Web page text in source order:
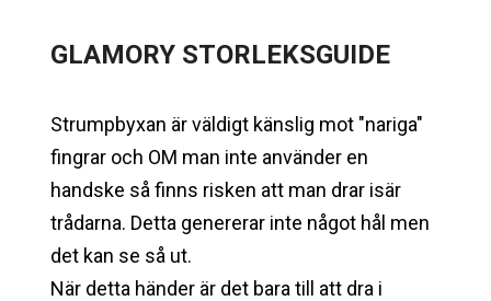
GLAMORY STORLEKSGUIDE
Strumpbyxan är väldigt känslig mot "nariga"
fingrar och OM man inte använder en
handske så finns risken att man drar isär
trådarna. Detta genererar inte något hål men
det kan se så ut.
När detta händer är det bara till att dra i